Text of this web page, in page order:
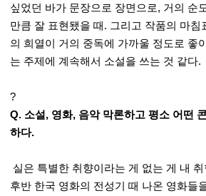
싶었던 바가 문장으로 장면으로, 거의 순
만큼 잘 표현됐을 때. 그리고 작품의 마침
의 희열이 거의 중독에 가까울 정도로 좋
는 주제에 계속해서 소설을 쓰는 것 같다.
?
Q. 소설, 영화, 음악 막론하고 평소 어떤
하다.
실은 특별한 취향이라는 게 없는 게 내
후반 한국 영화의 전성기 때 나온 영화들